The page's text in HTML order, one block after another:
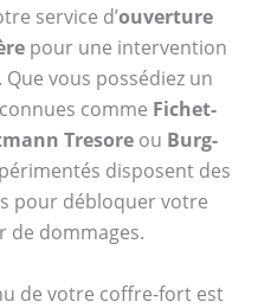
service d’ouverture
pour une intervention
vous possédiez un
comme Fichet-
Tresore ou Burg-
disposent des
pour débloquer votre
de dommages.
de votre coffre-fort est